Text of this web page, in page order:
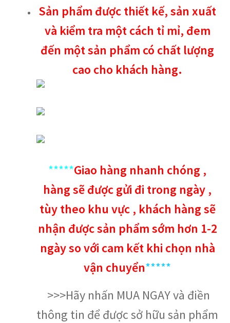
Sản phẩm được thiết kế, sản xuất
và kiểm tra một cách tỉ mỉ, đem
đến một sản phẩm có chất lượng
cao cho khách hàng.
*****Giao hàng nhanh chóng ,
hàng sẽ được gửi đi trong ngày ,
tùy theo khu vực , khách hàng sẽ
nhận được sản phẩm sớm hơn 1-2
ngày so với cam kết khi chọn nhà
vận chuyển*****
>>>Hãy nhấn MUA NGAY và điền
thông tin để được sở hữu sản phẩm